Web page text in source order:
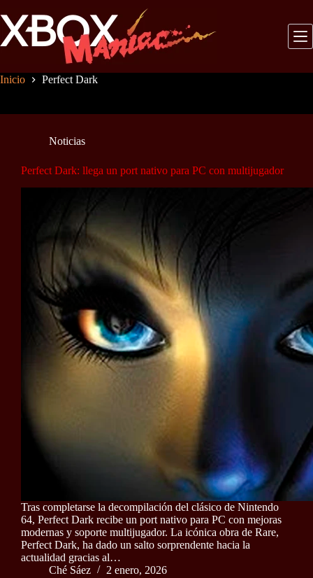
al
contenido
Inicio Perfect Dark
Noticias
Perfect Dark: llega un port nativo para PC con multijugador
Tras completarse la decompilación del clásico de Nintendo
64, Perfect Dark recibe un port nativo para PC con mejoras
modernas y soporte multijugador. La icónica obra de Rare,
Perfect Dark, ha dado un salto sorprendente hacia la
actualidad gracias al…
Ché Sáez
2 enero, 2026